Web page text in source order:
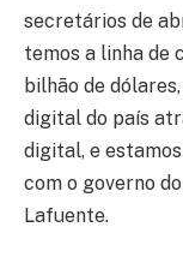
secretários de
temos a linha de
bilhão de
digital do país
digital, e
com o governo
Lafuente.